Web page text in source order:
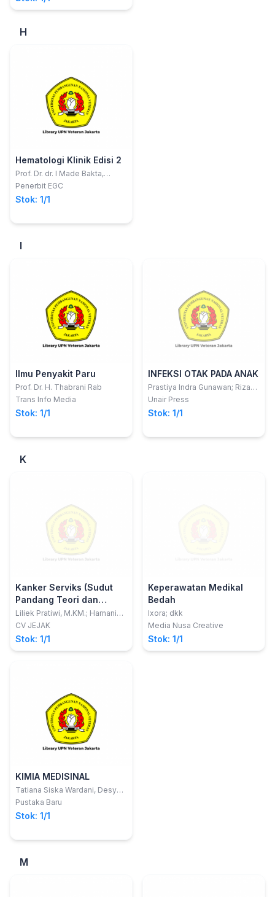
H
Hematologi Klinik Edisi 2
Prof. Dr. dr. I Made Bakta,
Sp.PD-KHOM., FINASIM.
Penerbit EGC
Stok: 1/1
I
Ilmu Penyakit Paru
Prof. Dr. H. Thabrani Rab
Trans Info Media
Stok: 1/1
INFEKSI OTAK PADA ANAK
Prastiya Indra Gunawan; Riza
Noviandi; Sunny Mariana
Unair Press
Stok: 1/1
K
Kanker Serviks (Sudut
Pandang Teori dan
Penelitian)
Liliek Pratiwi, M.KM.; Harnanik
Nawangsari, S.ST., M.Keb.
CV JEJAK
Stok: 1/1
Keperawatan Medikal
Bedah
Ixora; dkk
Media Nusa Creative
Stok: 1/1
KIMIA MEDISINAL
Tatiana Siska Wardani, Desy
Ayu Irma Permatasari, S.Si.,
Setianto
Pustaka Baru
Stok: 1/1
M